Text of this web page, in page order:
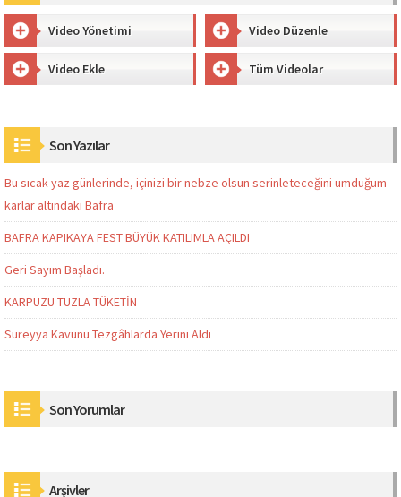
Video Yönetimi Video Düzenle
Video Ekle Tüm Videolar
Son Yazılar
Bu sıcak yaz günlerinde, içinizi bir nebze olsun serinleteceğini umduğum
karlar altındaki Bafra
BAFRA KAPIKAYA FEST BÜYÜK KATILIMLA AÇILDI
Geri Sayım Başladı.
KARPUZU TUZLA TÜKETİN
Süreyya Kavunu Tezgâhlarda Yerini Aldı
Son Yorumlar
Arşivler